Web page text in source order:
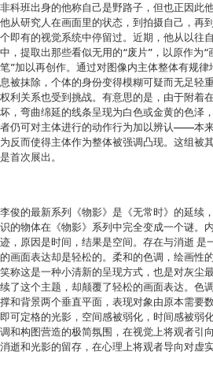
非科班出身的他称自己是野路子，但也正因此
他从研究人在画面里的状态，到拍摄自己，再
个即有的视觉系统中停留过。近期，他从以往
中，提取出那些看似无用的“废片”，以原作为“
笔”加以再创作。通过对图像内主体整体有规
息被抹除，个体的身份变得模糊可疑而无足轻
权利关系也受到挑战。有意思的是，由于附着
坏，弯曲绵延的线条呈现为白色或金黄的色泽
者仍可对主体进行的动作行为加以辨认——本
为反而使得主体作为整体被强调凸现。这组被
是首次展出。
李俊的最新系列《物影》是《无常时》的延续
识的物体在《物影》系列中完全变成一个谜。
迹，原因是时间，结果是空间。存在与消逝 是
的画面表达却是轻松的。柔和的色调，绘画性
笑称这是一种小清新的呈现方式，也是对灰尘
续了这个主题，却颠覆了轻松的画面表达。色
撑和背景两个垂直平面，表现对象由原本需要
即可定格的光影，空间感被弱化，时间感被弱
调和构图营造的极简氛围，在视觉上将观者引
消逝和光影的留存，在心理上将观者导向对虚实